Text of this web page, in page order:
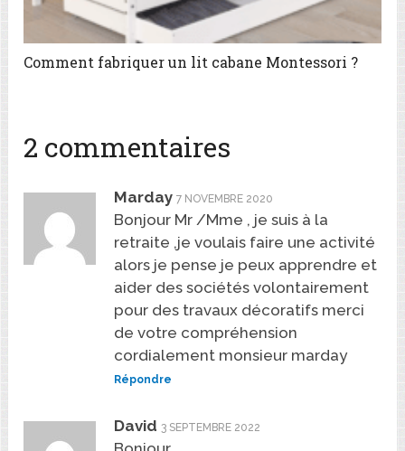
Comment fabriquer un lit cabane Montessori ?
2 commentaires
Marday 7 NOVEMBRE 2020
Bonjour Mr /Mme , je suis à la
retraite ,je voulais faire une activité
alors je pense je peux apprendre et
aider des sociétés volontairement
pour des travaux décoratifs merci
de votre compréhension
cordialement monsieur marday
Répondre
David 3 SEPTEMBRE 2022